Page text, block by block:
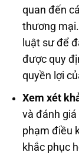
quan đến
thương
luật sư để
được quy
quyền lợi
Xem xét
và đánh
phạm điều
khắc phục